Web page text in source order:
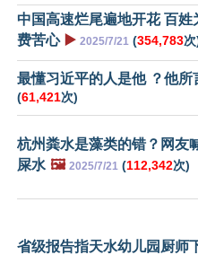
中国高速烂尾遍地开花 百姓
费苦心 ▶️ 2025/7/21 (354,783次
最懂习近平的人是他 ？他所
(61,421次)
杭州粪水是藻类的错？网友
屎水 🖼️ 2025/7/21 (112,342次)
省级报告指天水幼儿园厨师